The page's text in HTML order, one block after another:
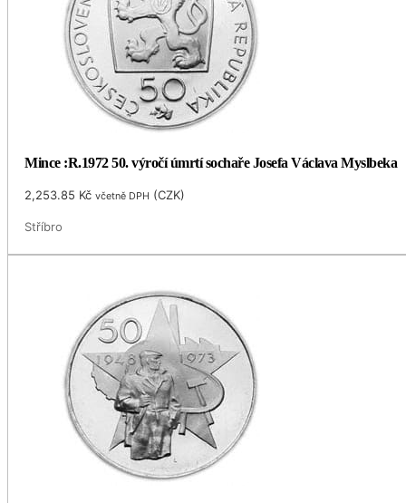
Mince :R.1972 50. výročí úmrtí sochaře Josefa Václava Myslbeka
2,253.85 Kč včetně DPH (CZK)
Stříbro